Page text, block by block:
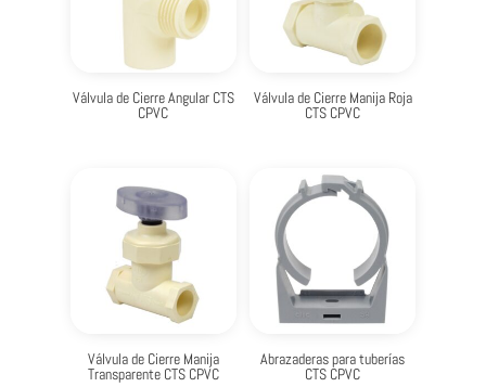
Válvula de Cierre Angular CTS
CPVC
Válvula de Cierre Manija Roja
CTS CPVC
Válvula de Cierre Manija
Transparente CTS CPVC
Abrazaderas para tuberías
CTS CPVC